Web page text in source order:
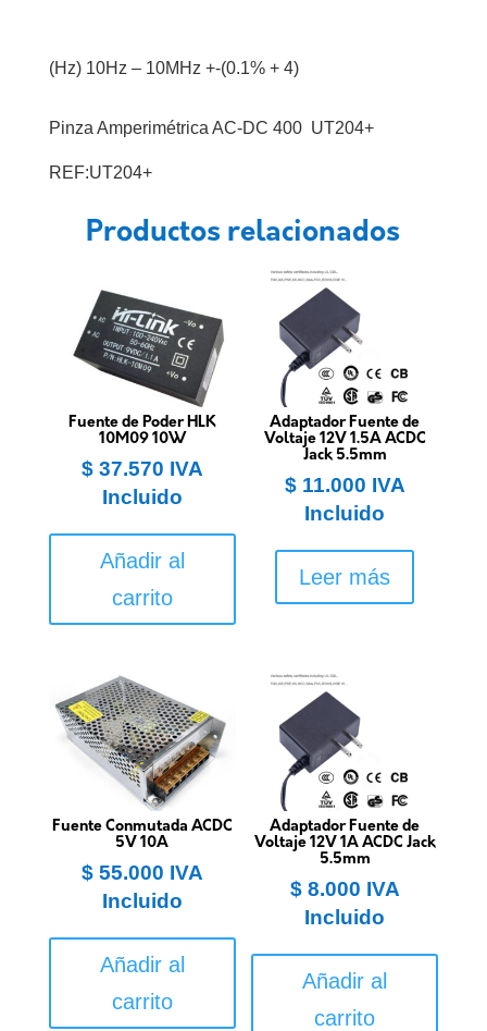
(Hz) 10Hz – 10MHz +-(0.1% + 4)
Pinza Amperimétrica AC-DC 400 UT204+
REF:UT204+
Productos relacionados
Fuente de Poder HLK
10M09 10W
$37.570 IVA
Incluido
Añadir al
carrito
Adaptador Fuente de
Voltaje 12V 1.5A ACDC
Jack 5.5mm
$11.000 IVA
Incluido
Leer más
Fuente Conmutada ACDC
5V 10A
$55.000 IVA
Incluido
Añadir al
carrito
Adaptador Fuente de
Voltaje 12V 1A ACDC Jack
5.5mm
$8.000 IVA
Incluido
Añadir al
carrito